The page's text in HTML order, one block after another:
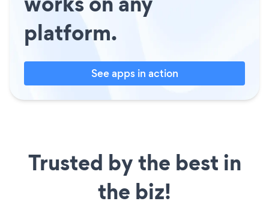
platform.
See apps in action
Trusted by the best in
the biz!